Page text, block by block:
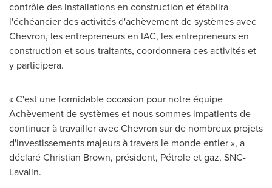
contrôle des installations en construction et établira
l'échéancier des activités d'achèvement de systèmes avec
Chevron, les entrepreneurs en IAC, les entrepreneurs en
construction et sous-traitants, coordonnera ces activités et
y participera.
« C'est une formidable occasion pour notre équipe
Achèvement de systèmes et nous sommes impatients de
continuer à travailler avec Chevron sur de nombreux projets
d'investissements majeurs à travers le monde entier », a
déclaré Christian Brown, président, Pétrole et gaz, SNC-
Lavalin.